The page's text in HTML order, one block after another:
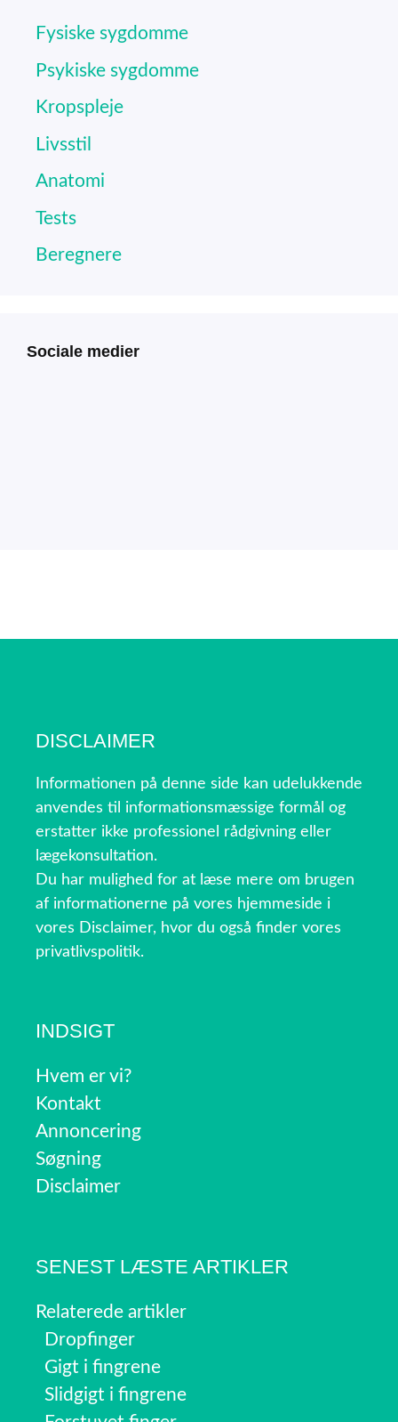
Fysiske sygdomme
Psykiske sygdomme
Kropspleje
Livsstil
Anatomi
Tests
Beregnere
Sociale medier
DISCLAIMER
Informationen på denne side kan udelukkende
anvendes til informationsmæssige formål og
erstatter ikke professionel rådgivning eller
lægekonsultation.
Du har mulighed for at læse mere om brugen
af informationerne på vores hjemmeside i
vores Disclaimer, hvor du også finder vores
privatlivspolitik.
INDSIGT
Hvem er vi?
Kontakt
Annoncering
Søgning
Disclaimer
SENEST LÆSTE ARTIKLER
Relaterede artikler
Dropfinger
Gigt i fingrene
Slidgigt i fingrene